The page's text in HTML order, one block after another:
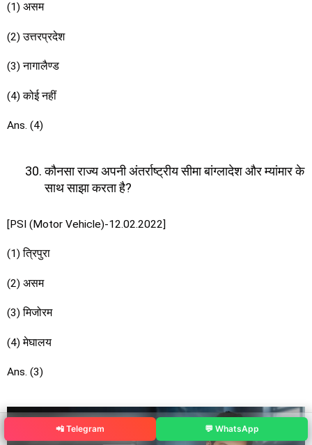
(1) असम
(2) उत्तरप्रदेश
(3) नागालैण्ड
(4) कोई नहीं
Ans. (4)
कौनसा राज्य अपनी अंतर्राष्ट्रीय सीमा बांग्लादेश और म्यांमार के
साथ साझा करता है?
[PSI (Motor Vehicle)-12.02.2022]
(1) त्रिपुरा
(2) असम
(3) मिजोरम
(4) मेघालय
Ans. (3)
📲 Telegram 💬 WhatsApp